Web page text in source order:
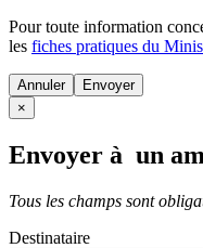
Pour toute information
les fiches pratiques du
Annuler
×
Envoyer à un
Tous les champs sont
Destinataire